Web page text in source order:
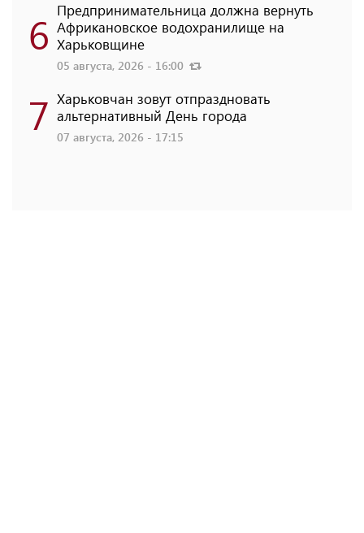
6 Предпринимательница должна вернуть
Африкановское водохранилище на
Харьковщине
05 августа, 2026 - 16:00
7 Харьковчан зовут отпраздновать
альтернативный День города
07 августа, 2026 - 17:15